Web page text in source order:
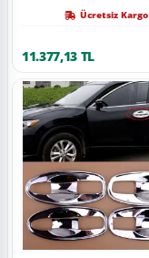
Ücretsiz Kargo
11.377,13 TL